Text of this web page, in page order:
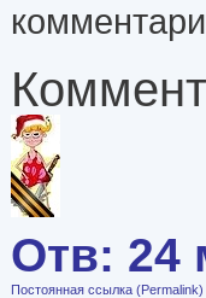
Отв: 24
Постоянная ссылка (Permalink)